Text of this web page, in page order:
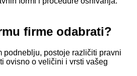
firme odabrati?
podneblju, postoje različiti pravni
ovisno o veličini i vrsti vašeg